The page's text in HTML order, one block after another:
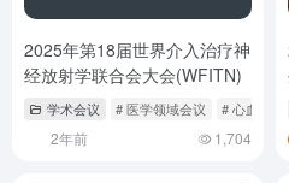
2025年第18届世界介入治疗神
经放射学联合会大会(WFITN)
学术会议 # 医学领域会议 # 心血管
2年前 1,704